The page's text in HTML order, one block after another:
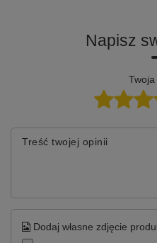
Rozdzielczość:
Rozdzielczość:
Technologia:PLS
⭐Ramka:Nie
Napisz
Treść twojej opinii
Dodaj własne zdjęcie